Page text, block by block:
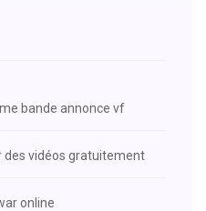
bande annonce vf
des vidéos gratuitement
online